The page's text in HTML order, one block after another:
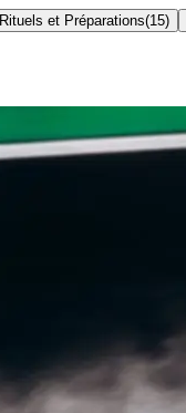
Rituels et Préparations(15)